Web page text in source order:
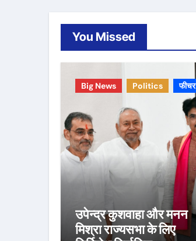
You Missed
Big News Politics फीचर
उपेन्द्र कुशवाहा और मनन
मिश्रा राज्यसभा के लिए